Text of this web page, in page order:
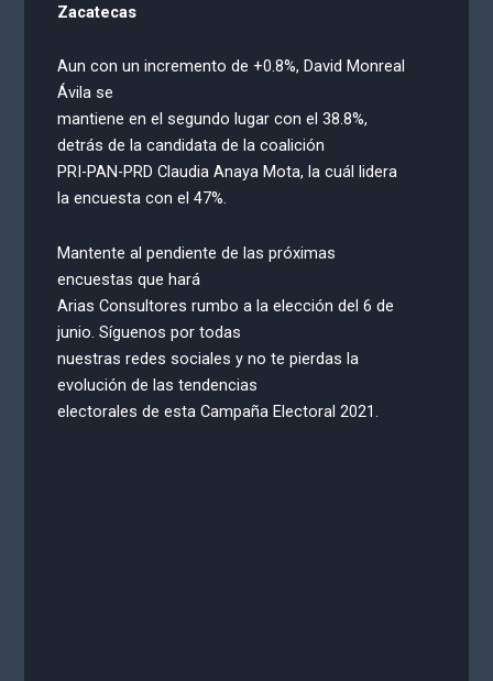
Zacatecas
Aun con un incremento de +0.8%, David Monreal
Ávila se
mantiene en el segundo lugar con el 38.8%,
detrás de la candidata de la coalición
PRI-PAN-PRD Claudia Anaya Mota, la cuál lidera
la encuesta con el 47%.
Mantente al pendiente de las próximas
encuestas que hará
Arias Consultores rumbo a la elección del 6 de
junio. Síguenos por todas
nuestras redes sociales y no te pierdas la
evolución de las tendencias
electorales de esta Campaña Electoral 2021.